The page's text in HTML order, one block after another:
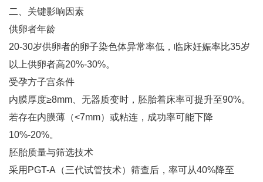
二、关键影响因素
供卵者年龄‌
20-30岁供卵者的卵子染色体异常率低，临床妊娠率比35岁
以上供卵者高20%-30%‌。
受孕方子宫条件‌
内膜厚度≥8mm、无器质变时，胚胎着床率可提升至90%‌。
若存在内膜薄（<7mm）或粘连，成功率可能下降
10%-20%‌。
胚胎质量与筛选技术‌
采用PGT-A（三代试管技术）筛查后，率可从40%降至